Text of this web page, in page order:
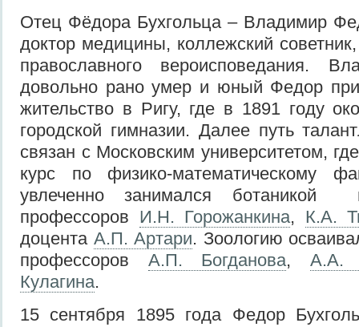
Отец Фёдора Бухгольца – Владимир
доктор медицины, коллежский
православного вероисповедания.
довольно рано умер и юный Федор
жительство в Ригу, где в 1891 году
городской гимназии. Далее путь
связан с Московским университетом,
курс по физико-математическому
увлеченно занимался ботаникой
профессоров И.Н. Горожанкина, К.А.
доцента А.П. Артари. Зоологию
профессоров А.П. Богданова, А.А.
Кулагина.
15 сентября 1895 года Федор